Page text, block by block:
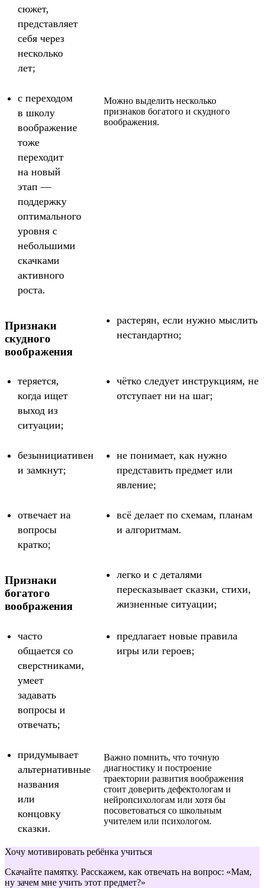
сюжет,
представляет
себя через
несколько
лет;
с переходом
в школу
воображение
тоже
переходит
на новый
этап —
поддержку
оптимального
уровня с
небольшими
скачками
активного
роста.
Можно выделить несколько
признаков богатого и скудного
воображения.
Признаки
скудного
воображения
растерян, если нужно мыслить
нестандартно;
теряется,
когда ищет
выход из
ситуации;
чётко следует инструкциям, не
отступает ни на шаг;
безынициативен
и замкнут;
не понимает, как нужно
представить предмет или
явление;
отвечает на
вопросы
кратко;
всё делает по схемам, планам
и алгоритмам.
Признаки
богатого
воображения
легко и с деталями
пересказывает сказки, стихи,
жизненные ситуации;
часто
общается со
сверстниками,
умеет
задавать
вопросы и
отвечать;
предлагает новые правила
игры или героев;
придумывает
альтернативные
названия
или
концовку
сказки.
Важно помнить, что точную
диагностику и построение
траектории развития воображения
стоит доверить дефектологам и
нейропсихологам или хотя бы
посоветоваться со школьным
учителем или психологом.
Хочу мотивировать ребёнка учиться
Скачайте памятку. Расскажем, как отвечать на вопрос: «Мам,
ну зачем мне учить этот предмет?»